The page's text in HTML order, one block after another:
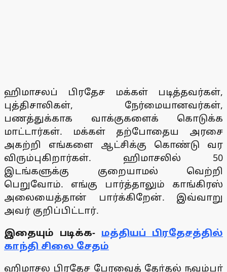
ஹிமாசலப் பிரதேச மக்கள் படித்தவர்கள்,
புத்திசாலிகள், நேர்மையானவர்கள்,
பணத்துக்காக வாக்குகளைக் கொடுக்க
மாட்டார்கள். மக்கள் தற்போதைய அரசை
அகற்றி எங்களை ஆட்சிக்கு கொண்டு வர
விரும்புகிறார்கள். ஹிமாசலில் 50
இடங்களுக்கு குறையாமல் வெற்றி
பெறுவோம். எங்கு பார்த்தாலும் காங்கிரஸ்
அலையைத்தான் பார்க்கிறேன். இவ்வாறு
அவர் குறிப்பிட்டார்.
இதையும் படிக்க- மத்தியப் பிரதேசத்தில்
காந்தி சிலை சேதம்
ஹிமாசல பிரதேச பேரவைத் தோ்தல் நவம்பா்